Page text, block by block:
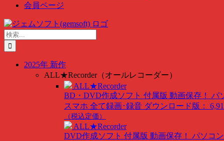
会員ページ
Skip
to
content
検
索
…
2025年 新作
ALL★Recorder（オールレコーダー）
ALL★Recorder
BD・DVD作成ソフト 付属版 動画保存！ パ
スマホ 全て録画･録音 ダウンロード版：
（税込定価）
ALL★Recorder
DVD作成ソフト 付属版 動画保存！ パソコ